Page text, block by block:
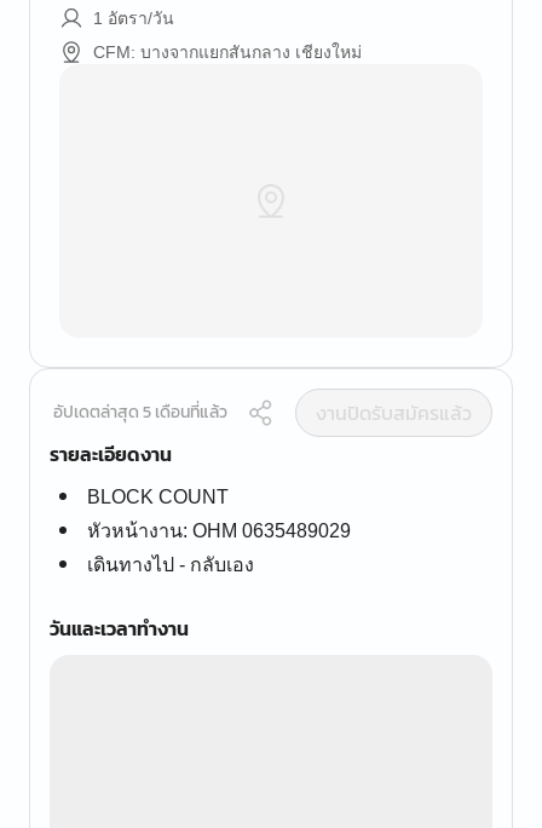
1 อัตรา/วัน
CFM: บางจากแยกสันกลาง เชียงใหม่
อัปเดตล่าสุด 5 เดือนที่แล้ว
งานปิดรับสมัครแล้ว
รายละเอียดงาน
BLOCK COUNT
หัวหน้างาน: OHM 0635489029
เดินทางไป - กลับเอง
วันและเวลาทำงาน